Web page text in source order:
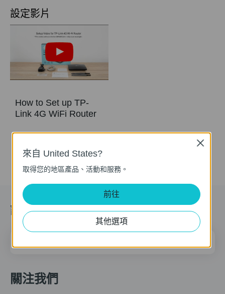
設定影片
How to Set up TP-
Link 4G WiFi Router
訂閱
關注我們
來自 United States?
取得您的地區產品、活動和服務。
前往
其他選項
Close